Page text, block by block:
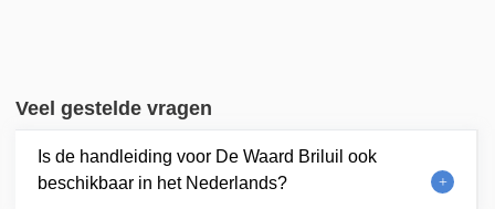
Veel gestelde vragen
Is de handleiding voor De Waard Briluil ook
beschikbaar in het Nederlands?